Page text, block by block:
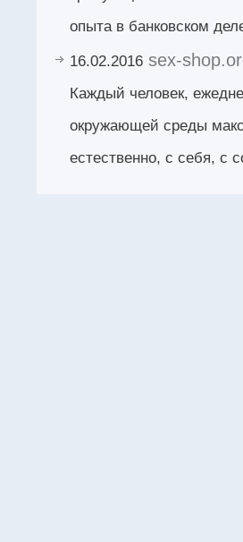
опыта в банковском
16.02.2016 sex-
Каждый человек,
окружающей среды
естественно, с себя, с